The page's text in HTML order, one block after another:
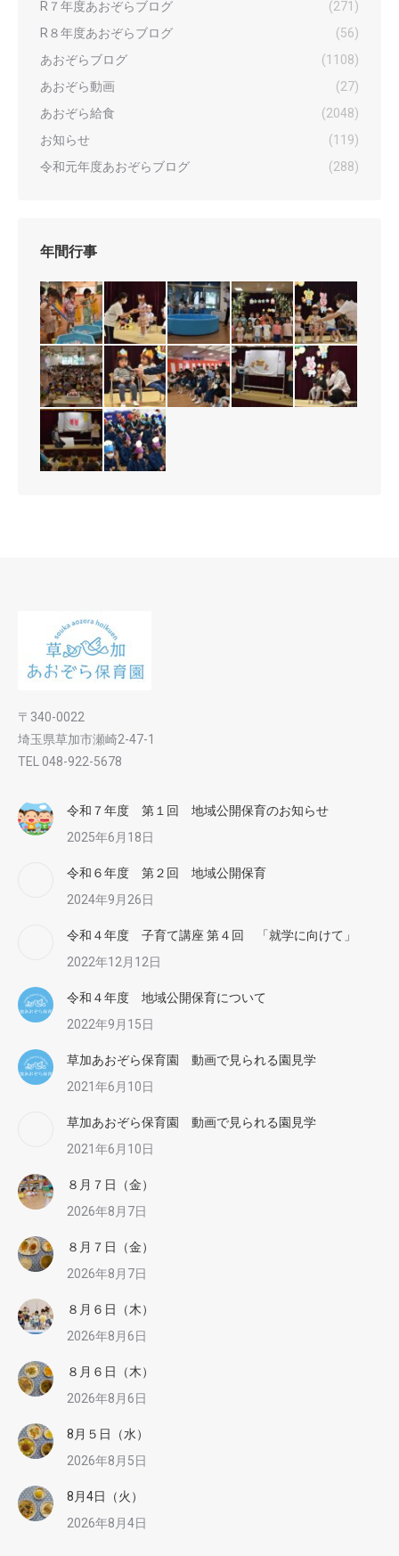
R７年度あおぞらブログ
(271)
R８年度あおぞらブログ
(56)
あおぞらブログ
(1108)
あおぞら動画
(27)
あおぞら給食
(2048)
お知らせ
(119)
令和元年度あおぞらブログ
(288)
年間行事
〒340-0022
埼玉県草加市瀬崎2-47-1
TEL 048-922-5678
令和７年度 第１回 地域公開保育のお知らせ
2025年6月18日
令和６年度 第２回 地域公開保育
2024年9月26日
令和４年度 子育て講座 第４回 「就学に向けて」
2022年12月12日
令和４年度 地域公開保育について
2022年9月15日
草加あおぞら保育園 動画で見られる園見学
2021年6月10日
草加あおぞら保育園 動画で見られる園見学
2021年6月10日
８月７日（金）
2026年8月7日
８月７日（金）
2026年8月7日
８月６日（木）
2026年8月6日
８月６日（木）
2026年8月6日
8月５日（水）
2026年8月5日
8月4日（火）
2026年8月4日